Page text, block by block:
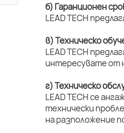
б) Гаранционен
LEAD TECH
в) Техническо
LEAD TECH
интересувате от
г) Техническо
LEAD TECH се
технически
на разположение